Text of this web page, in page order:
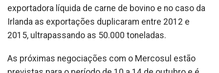
exportadora líquida de carne de bovino e no caso da
Irlanda as exportações duplicaram entre 2012 e
2015, ultrapassando as 50.000 toneladas.
As próximas negociações com o Mercosul estão